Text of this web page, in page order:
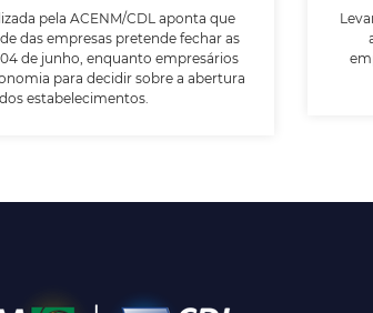
pela ACENM/CDL aponta que
das empresas pretende fechar as
de junho, enquanto empresários
para decidir sobre a abertura
dos estabelecimentos.
LEIA MAIS